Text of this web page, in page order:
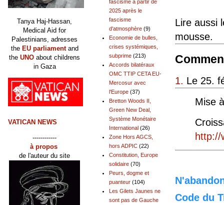
Lire aussi
mousse.
1. Le 25.
Mise
http://
Code du
fascisme à partir de
2025 après le
fascisme
d'atmosphère (9)
Economie de bulles,
crises systémiques,
subprime (213)
Accords bilatéraux
OMC TTIP CETA EU-
Mercosur avec
l'Europe (37)
Bretton Woods II,
Green New Deal,
Système Monétaire
International (26)
Zone Hors AGCS,
hors ADPIC (22)
Constitution, Europe
solidaire (70)
Peurs, dogme et
puanteur (104)
Les Gilets Jaunes ne
sont pas de Gauche
Tanya Haj-Hassan,
Medical Aid for
Palestinians, adresses
the EU parliamentand
the UNO about childrens
in Gaza
VATICAN NEWS
------------
à propos
de l'auteur du site